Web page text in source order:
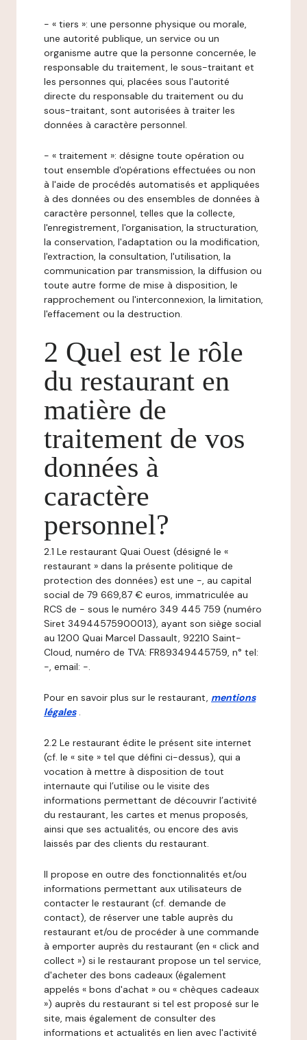
- « tiers »: une personne physique ou morale,
une autorité publique, un service ou un
organisme autre que la personne concernée, le
responsable du traitement, le sous-traitant et
les personnes qui, placées sous l'autorité
directe du responsable du traitement ou du
sous-traitant, sont autorisées à traiter les
données à caractère personnel.
- « traitement »: désigne toute opération ou
tout ensemble d'opérations effectuées ou non
à l'aide de procédés automatisés et appliquées
à des données ou des ensembles de données à
caractère personnel, telles que la collecte,
l'enregistrement, l'organisation, la structuration,
la conservation, l'adaptation ou la modification,
l'extraction, la consultation, l'utilisation, la
communication par transmission, la diffusion ou
toute autre forme de mise à disposition, le
rapprochement ou l'interconnexion, la limitation,
l'effacement ou la destruction.
2 Quel est le rôle
du restaurant en
matière de
traitement de vos
données à
caractère
personnel?
2.1 Le restaurant Quai Ouest (désigné le «
restaurant » dans la présente politique de
protection des données) est une -, au capital
social de 79 669,87 € euros, immatriculée au
RCS de - sous le numéro 349 445 759 (numéro
Siret 34944575900013), ayant son siège social
au 1200 Quai Marcel Dassault, 92210 Saint-
Cloud, numéro de TVA: FR89349445759, n° tel:
-, email: -.
Pour en savoir plus sur le restaurant, mentions
légales .
2.2 Le restaurant édite le présent site internet
(cf. le « site » tel que défini ci-dessus), qui a
vocation à mettre à disposition de tout
internaute qui l’utilise ou le visite des
informations permettant de découvrir l’activité
du restaurant, les cartes et menus proposés,
ainsi que ses actualités, ou encore des avis
laissés par des clients du restaurant.
Il propose en outre des fonctionnalités et/ou
informations permettant aux utilisateurs de
contacter le restaurant (cf. demande de
contact), de réserver une table auprès du
restaurant et/ou de procéder à une commande
à emporter auprès du restaurant (en « click and
collect ») si le restaurant propose un tel service,
d'acheter des bons cadeaux (également
appelés « bons d'achat » ou « chèques cadeaux
») auprès du restaurant si tel est proposé sur le
site, mais également de consulter des
informations et actualités en lien avec l'activité